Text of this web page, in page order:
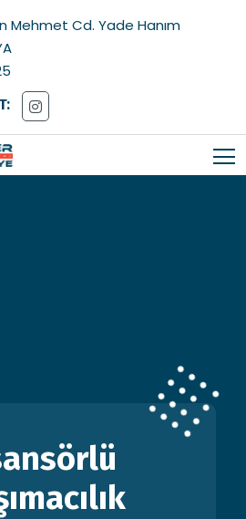
Mehmet Cd. Yade Hanım